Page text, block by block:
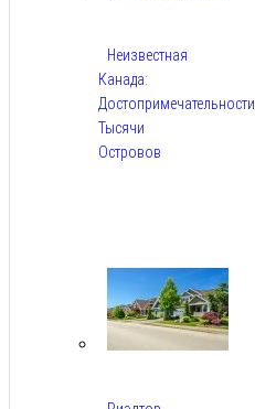
Неизвестная
Канада:
Достопримечательности
Тысячи
Островов